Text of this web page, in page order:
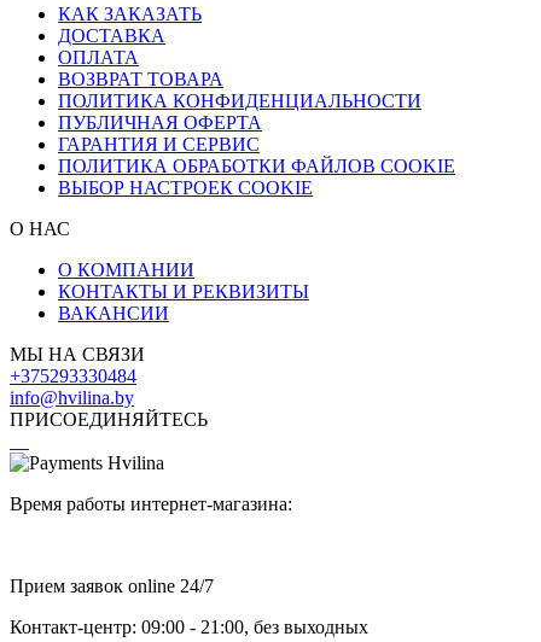
КАК ЗАКАЗАТЬ
ДОСТАВКА
ОПЛАТА
ВОЗВРАТ ТОВАРА
ПОЛИТИКА КОНФИДЕНЦИАЛЬНОСТИ
ПУБЛИЧНАЯ ОФЕРТА
ГАРАНТИЯ И СЕРВИС
ПОЛИТИКА ОБРАБОТКИ ФАЙЛОВ COOKIE
ВЫБОР НАСТРОЕК COOKIE
О НАС
О КОМПАНИИ
КОНТАКТЫ И РЕКВИЗИТЫ
ВАКАНСИИ
МЫ НА СВЯЗИ
+375293330484
info@hvilina.by
ПРИСОЕДИНЯЙТЕСЬ
Время работы интернет-магазина:
Прием заявок online 24/7
Контакт-центр: 09:00 - 21:00, без выходных